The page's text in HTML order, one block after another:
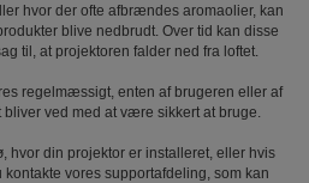
hvor der ofte afbrændes aromaolier, kan
blive nedbrudt. Over tid kan disse
til, at projektoren falder ned fra loftet.
regelmæssigt, enten af ​brugeren eller af
ved med at være sikkert at bruge.
hvor din projektor er installeret, eller hvis
vores supportafdeling, som kan